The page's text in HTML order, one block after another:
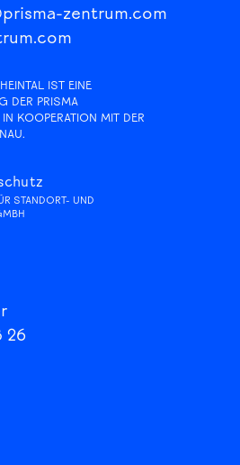
zentrum.com
IST EINE
DER PRISMA
KOOPERATION MIT DER
STANDORT- UND
26